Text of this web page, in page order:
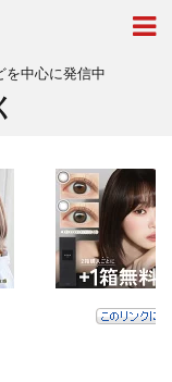
を中心に発信中